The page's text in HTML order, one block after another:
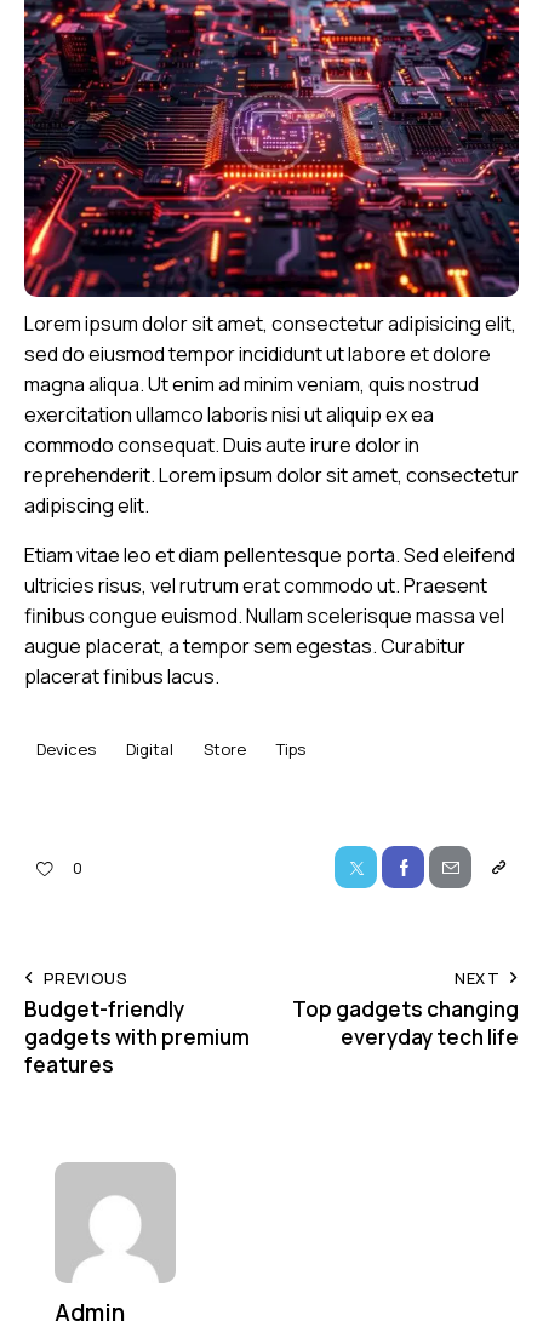
Lorem ipsum dolor sit amet, consectetur adipisicing elit,
sed do eiusmod tempor incididunt ut labore et dolore
magna aliqua. Ut enim ad minim veniam, quis nostrud
exercitation ullamco laboris nisi ut aliquip ex ea
commodo consequat. Duis aute irure dolor in
reprehenderit. Lorem ipsum dolor sit amet, consectetur
adipiscing elit.
Etiam vitae leo et diam pellentesque porta. Sed eleifend
ultricies risus, vel rutrum erat commodo ut. Praesent
finibus congue euismod. Nullam scelerisque massa vel
augue placerat, a tempor sem egestas. Curabitur
placerat finibus lacus.
Devices Digital Store Tips
0
PREVIOUS
Budget-friendly
gadgets with premium
features
NEXT
Top gadgets changing
everyday tech life
Admin